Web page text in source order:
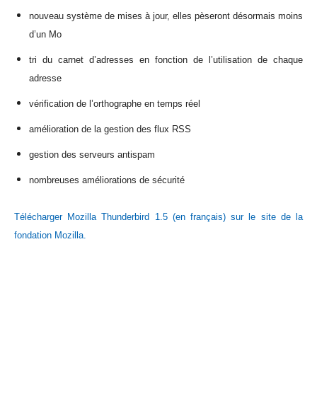
nouveau système de mises à jour, elles pèseront désormais moins
d’un Mo
tri du carnet d’adresses en fonction de l’utilisation de chaque
adresse
vérification de l’orthographe en temps réel
amélioration de la gestion des flux RSS
gestion des serveurs antispam
nombreuses améliorations de sécurité
Télécharger Mozilla Thunderbird 1.5 (en français) sur le site de la
fondation Mozilla.